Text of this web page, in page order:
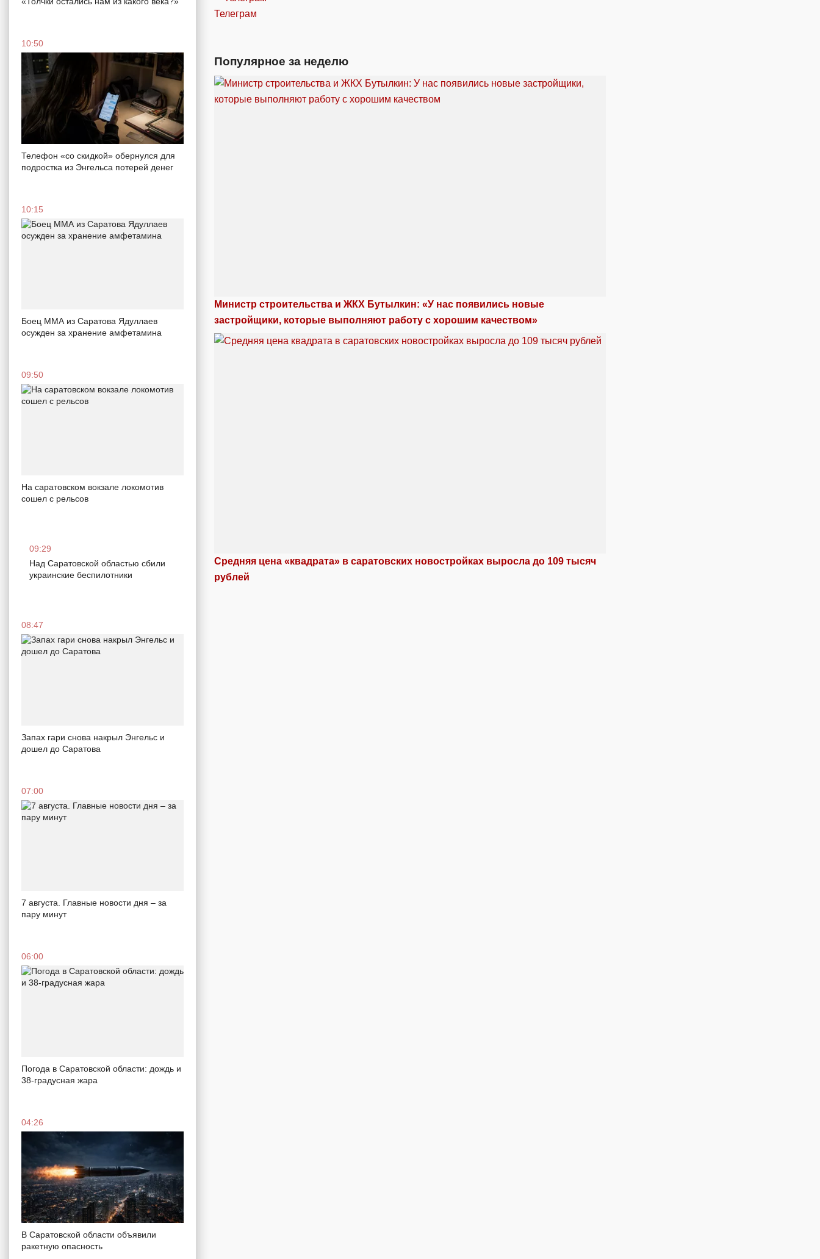
10:50
Телефон «со скидкой» обернулся для
подростка из Энгельса потерей денег
10:15
Боец ММА из Саратова Ядуллаев
осужден за хранение амфетамина
09:50
На саратовском вокзале локомотив
сошел с рельсов
09:29
Над Саратовской областью сбили
украинские беспилотники
08:47
Запах гари снова накрыл Энгельс и
дошел до Саратова
07:00
7 августа. Главные новости дня – за
пару минут
06:00
Погода в Саратовской области: дождь и
38-градусная жара
04:26
В Саратовской области объявили
ракетную опасность
Телеграм
Популярное за неделю
Министр строительства и ЖКХ Бутылкин: «У нас появились новые
застройщики, которые выполняют работу с хорошим качеством»
Средняя цена «квадрата» в саратовских новостройках выросла до 109 тысяч
рублей